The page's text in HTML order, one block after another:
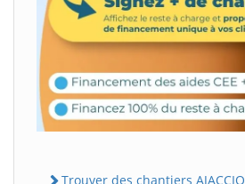
Trouver des chantiers AJACCIO